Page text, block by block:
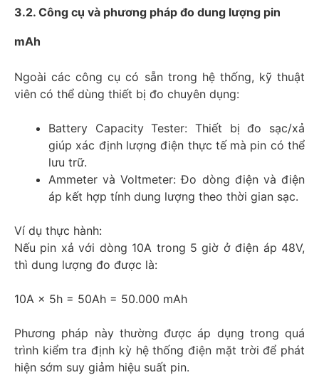
3.2. Công cụ và phương pháp đo dung lượng pin
mAh
Ngoài các công cụ có sẵn trong hệ thống, kỹ thuật
viên có thể dùng thiết bị đo chuyên dụng:
Battery Capacity Tester: Thiết bị đo sạc/xả
giúp xác định lượng điện thực tế mà pin có thể
lưu trữ.
Ammeter và Voltmeter: Đo dòng điện và điện
áp kết hợp tính dung lượng theo thời gian sạc.
Ví dụ thực hành:
Nếu pin xả với dòng 10A trong 5 giờ ở điện áp 48V,
thì dung lượng đo được là:
10A × 5h = 50Ah = 50.000 mAh
Phương pháp này thường được áp dụng trong quá
trình kiểm tra định kỳ hệ thống điện mặt trời để phát
hiện sớm suy giảm hiệu suất pin.